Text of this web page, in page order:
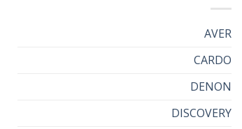
AVER
CARDO
DENON
DISCOVERY